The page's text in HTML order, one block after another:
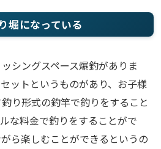
堀になっている
シングスペース爆釣がありま
ットというものがあり、お子様
り形式の釣竿で釣りをすること
な料金で釣りをすることがで
ら楽しむことができるというの